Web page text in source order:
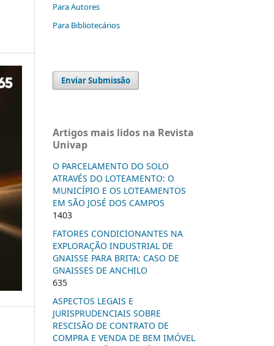
Para Autores
Para Bibliotecários
Enviar Submissão
Artigos mais lidos na Revista
Univap
O PARCELAMENTO DO SOLO
ATRAVÉS DO LOTEAMENTO: O
MUNICÍPIO E OS LOTEAMENTOS
EM SÃO JOSÉ DOS CAMPOS
1403
FATORES CONDICIONANTES NA
EXPLORAÇÃO INDUSTRIAL DE
GNAISSE PARA BRITA: CASO DE
GNAISSES DE ANCHILO
635
ASPECTOS LEGAIS E
JURISPRUDENCIAIS SOBRE
RESCISÃO DE CONTRATO DE
COMPRA E VENDA DE BEM IMÓVEL